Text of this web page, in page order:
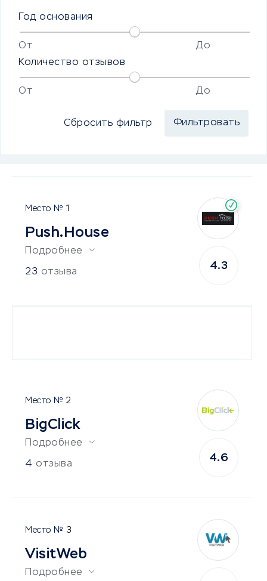
Год основания
От
До
Количество отзывов
От До
Сбросить фильтр
1
Push.House
Подробнее
23 отзыва
4.3
2
BigClick
Подробнее
4 отзыва
4.6
3
VisitWeb
Подробнее